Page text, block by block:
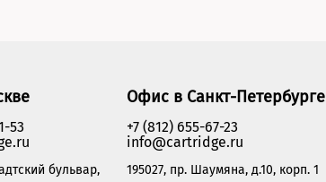
53
бульвар,
Офис в Санкт-Петербурге
+7 (812) 655-67-23
info@cartridge.ru
195027, пр. Шаумяна, д.10, корп. 1